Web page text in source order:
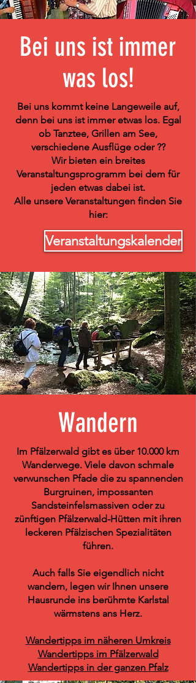
Bei uns ist immer
was los!
Bei uns kommt keine Langeweile auf,
denn bei uns ist immer etwas los. Egal
ob Tanztee, Grillen am See,
verschiedene Ausflüge oder ??
Wir bieten ein breites
Veranstaltungsprogramm bei dem für
jeden etwas dabei ist.
Alle unsere Veranstaltungen finden Sie
hier:
Veranstaltungskalender
Wandern
Im Pfälzerwald gibt es über 10.000 km
Wanderwege. Viele davon schmale
verwunschen Pfade die zu spannenden
Burgruinen, impossanten
Sandsteinfelsmassiven oder zu
zünftigen Pfälzerwald-Hütten mit ihren
leckeren Pfälzischen Spezialitäten
führen.
Auch falls Sie eigendlich nicht
wandern, legen wir Ihnen unsere
Hausrunde ins berühmte Karlstal
wärmstens ans Herz.
Wandertipps im näheren Umkreis
Wandertipps im Pfälzerwald
Wandertipps in der ganzen Pfalz